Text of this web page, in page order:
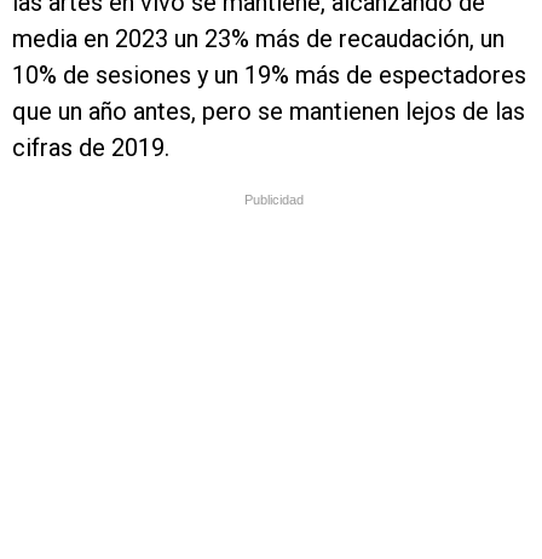
media en 2023 un 23% más de recaudación, un
10% de sesiones y un 19% más de espectadores
que un año antes, pero se mantienen lejos de las
cifras de 2019.
Publicidad